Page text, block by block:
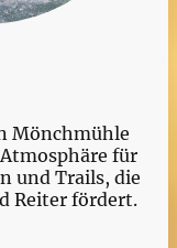
Mönchmühle
für
und Trails, die
Reiter fördert.